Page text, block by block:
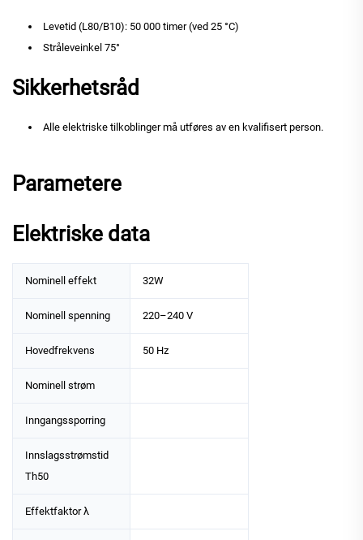
Levetid (L80/B10): 50 000 timer (ved 25 °C)
Stråleveinkel 75°
Sikkerhetsråd
Alle elektriske tilkoblinger må utføres av en kvalifisert person.
Parametere
Elektriske data
Nominell effekt 32W
Nominell spenning 220–240 V
Hovedfrekvens 50 Hz
Nominell strøm
Inngangssporring
Innslagsstrømstid
Th50
Effektfaktor λ